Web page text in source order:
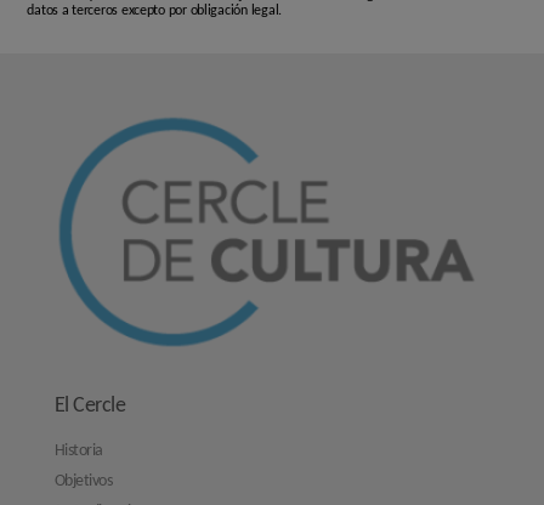
datos a terceros excepto por obligación legal.
El Cercle
Historia
Objetivos